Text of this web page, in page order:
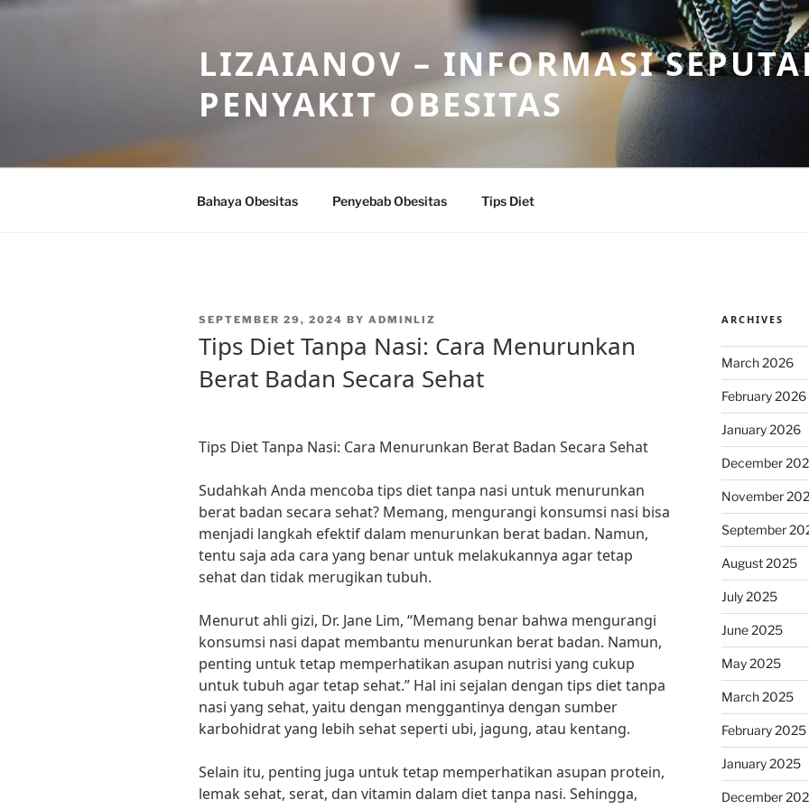
Skip
LIZAIANOV – INFORMASI
PENYAKIT OBESITAS
Bahaya Obesitas Penyebab Obesitas Tips Diet
POSTED
SEPTEMBER 29, 2024 BY ADMINLIZ
Tips Diet Tanpa Nasi: Cara Menurunkan
Berat Badan Secara Sehat
Tips Diet Tanpa Nasi: Cara Menurunkan Berat Badan Secara Sehat
Sudahkah Anda mencoba tips diet tanpa nasi untuk menurunkan
berat badan secara sehat? Memang, mengurangi konsumsi nasi bisa
menjadi langkah efektif dalam menurunkan berat badan. Namun,
tentu saja ada cara yang benar untuk melakukannya agar tetap
sehat dan tidak merugikan tubuh.
Menurut ahli gizi, Dr. Jane Lim, “Memang benar bahwa mengurangi
konsumsi nasi dapat membantu menurunkan berat badan. Namun,
penting untuk tetap memperhatikan asupan nutrisi yang cukup
untuk tubuh agar tetap sehat.” Hal ini sejalan dengan tips diet tanpa
nasi yang sehat, yaitu dengan menggantinya dengan sumber
karbohidrat yang lebih sehat seperti ubi, jagung, atau kentang.
Selain itu, penting juga untuk tetap memperhatikan asupan protein,
lemak sehat, serat, dan vitamin dalam diet tanpa nasi. Sehingga,
ARCHIVES
March 2026
February 2026
January 2026
December
November
September
August 2025
July 2025
June 2025
May 2025
March 2025
February 2025
January 2025
December